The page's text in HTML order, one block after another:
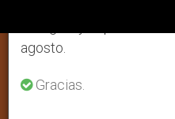
Grupo De Música
agosto.
Gracias.